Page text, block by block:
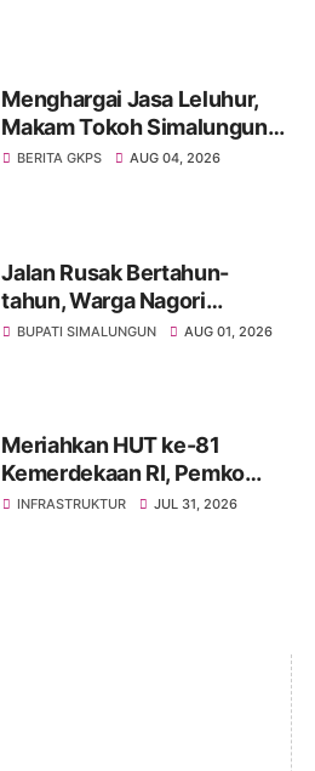
Menghargai Jasa Leluhur,
Makam Tokoh Simalungun
dr. Djasamen Saragih Resmi
BERITA GKPS AUG 04, 2026
Jalan Rusak Bertahun-
tahun, Warga Nagori
Sibangun Mariah Bergotong
BUPATI SIMALUNGUN AUG 01, 2026
Meriahkan HUT ke-81
Kemerdekaan RI, Pemko
Pematangsiantar
INFRASTRUKTUR JUL 31, 2026